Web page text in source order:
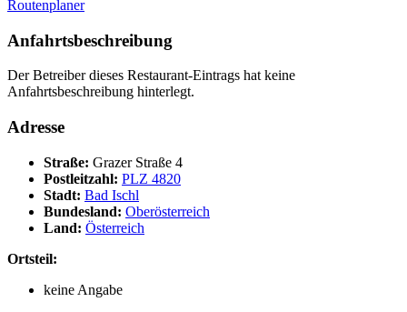
Routenplaner
Anfahrtsbeschreibung
Der Betreiber dieses Restaurant-Eintrags hat keine
Anfahrtsbeschreibung hinterlegt.
Adresse
Straße: Grazer Straße 4
Postleitzahl: PLZ 4820
Stadt: Bad Ischl
Bundesland: Oberösterreich
Land: Österreich
Ortsteil:
keine Angabe